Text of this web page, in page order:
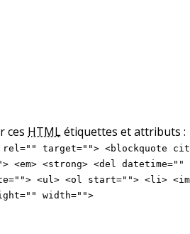
ces HTMLétiquettes et attributs :
target=""> <blockquote
<em> <strong> <del
<ul> <ol start=""> <li>
width="">